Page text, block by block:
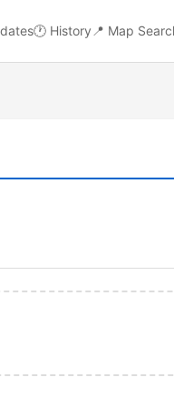
🕐 History 📍 Map